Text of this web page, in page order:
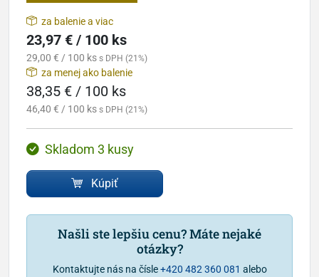
za balenie a viac
23,97 € / 100 ks
29,00 € / 100 ks s DPH (21%)
za menej ako balenie
38,35 € / 100 ks
46,40 € / 100 ks s DPH (21%)
Skladom 3 kusy
Kúpiť
Našli ste lepšiu cenu? Máte nejaké
otázky?
Kontaktujte nás na čísle+420 482 360 081 alebo